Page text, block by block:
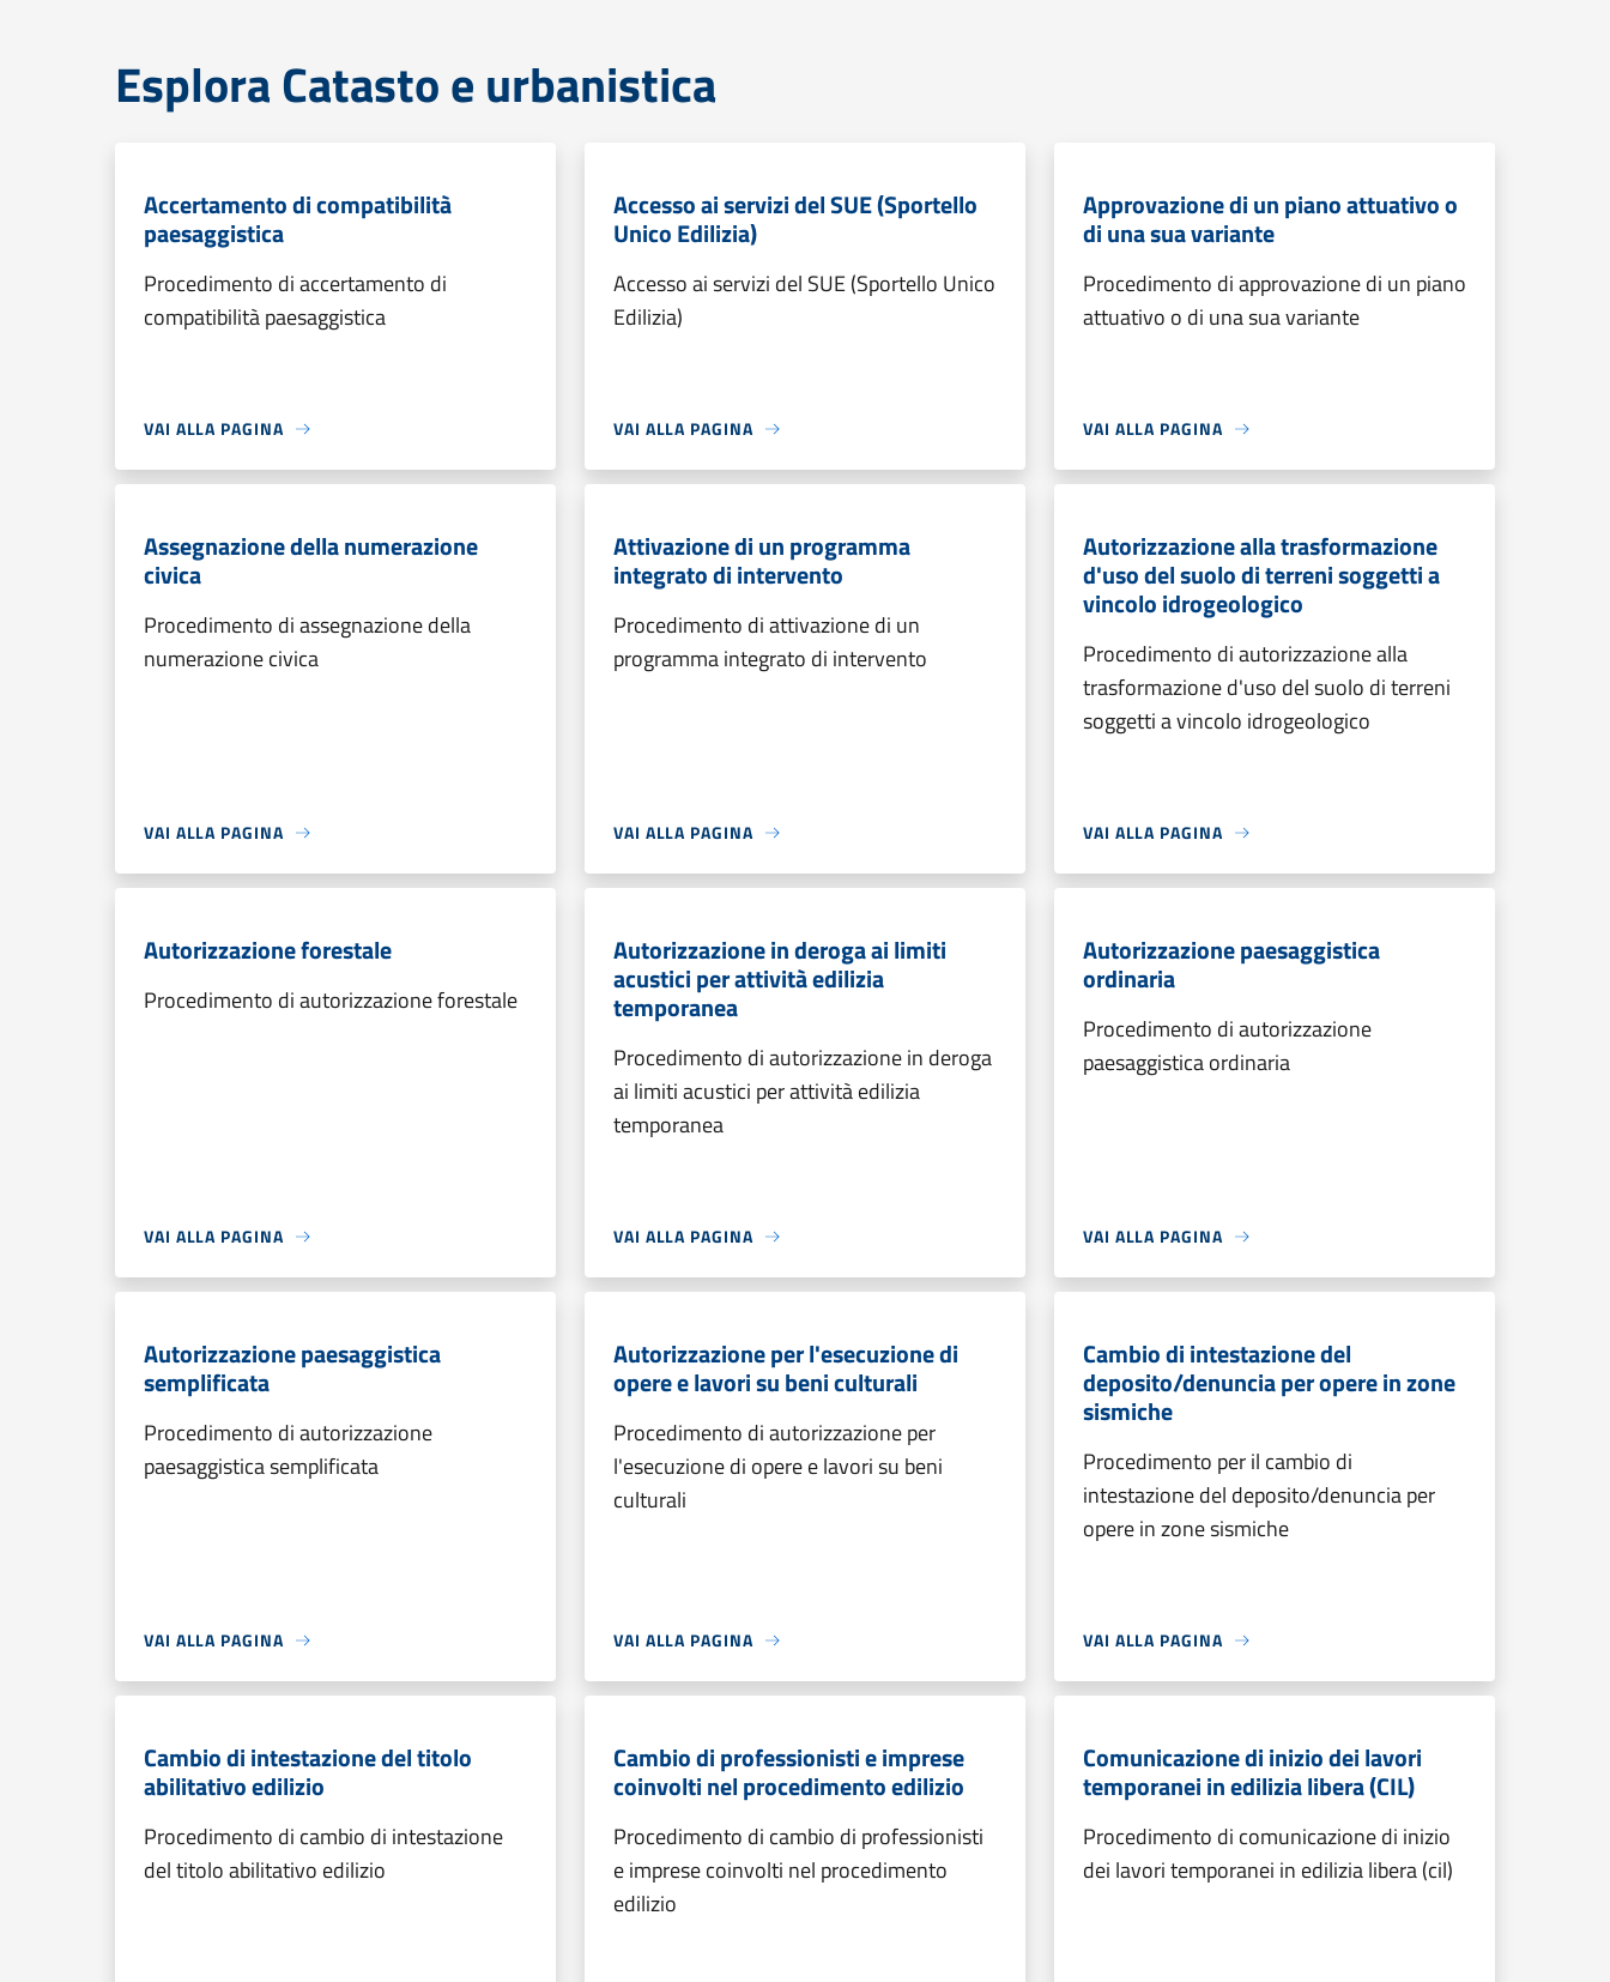
Esplora Catasto e urbanistica
Accertamento di compatibilità
paesaggistica
Procedimento di accertamento di
compatibilità paesaggistica
VAI ALLA PAGINA
Accesso ai servizi del SUE (Sportello
Unico Edilizia)
Accesso ai servizi del SUE (Sportello Unico
Edilizia)
VAI ALLA PAGINA
Approvazione di un piano attuativo o
di una sua variante
Procedimento di approvazione di un piano
attuativo o di una sua variante
VAI ALLA PAGINA
Assegnazione della numerazione
civica
Procedimento di assegnazione della
numerazione civica
VAI ALLA PAGINA
Attivazione di un programma
integrato di intervento
Procedimento di attivazione di un
programma integrato di intervento
VAI ALLA PAGINA
Autorizzazione alla trasformazione
d'uso del suolo di terreni soggetti a
vincolo idrogeologico
Procedimento di autorizzazione alla
trasformazione d'uso del suolo di terreni
soggetti a vincolo idrogeologico
VAI ALLA PAGINA
Autorizzazione forestale
Procedimento di autorizzazione forestale
VAI ALLA PAGINA
Autorizzazione in deroga ai limiti
acustici per attività edilizia
temporanea
Procedimento di autorizzazione in deroga
ai limiti acustici per attività edilizia
temporanea
VAI ALLA PAGINA
Autorizzazione paesaggistica
ordinaria
Procedimento di autorizzazione
paesaggistica ordinaria
VAI ALLA PAGINA
Autorizzazione paesaggistica
semplificata
Procedimento di autorizzazione
paesaggistica semplificata
VAI ALLA PAGINA
Autorizzazione per l'esecuzione di
opere e lavori su beni culturali
Procedimento di autorizzazione per
l'esecuzione di opere e lavori su beni
culturali
VAI ALLA PAGINA
Cambio di intestazione del
deposito/denuncia per opere in zone
sismiche
Procedimento per il cambio di
intestazione del deposito/denuncia per
opere in zone sismiche
VAI ALLA PAGINA
Cambio di intestazione del titolo
abilitativo edilizio
Procedimento di cambio di intestazione
del titolo abilitativo edilizio
Cambio di professionisti e imprese
coinvolti nel procedimento edilizio
Procedimento di cambio di professionisti
e imprese coinvolti nel procedimento
edilizio
Comunicazione di inizio dei lavori
temporanei in edilizia libera (CIL)
Procedimento di comunicazione di inizio
dei lavori temporanei in edilizia libera (cil)